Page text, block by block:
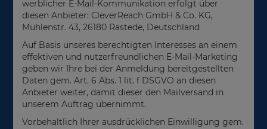
werblicher E-Mail-Kommunikation erfolgt über
diesen Anbieter: CleverReach GmbH & Co. KG,
Mühlenstr. 43, 26180 Rastede, Deutschland
Auf Basis unseres berechtigten Interesses an einem
effektiven und nutzerfreundlichen E-Mail-Marketing
geben wir Ihre bei der Anmeldung bereitgestellten
Daten gem. Art. 6 Abs. 1 lit. f DSGVO an diesen
Anbieter weiter, damit dieser den Mailversand in
unserem Auftrag übernimmt.
Vorbehaltlich Ihrer ausdrücklichen Einwilligung gem.